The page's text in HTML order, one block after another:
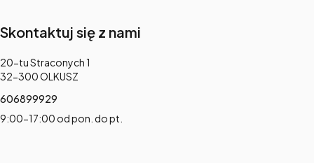
Skontaktuj się z nami
Adres:
20-tu Straconych 1
32-300 OLKUSZ
606899929
9:00-17:00 od pon. do pt.